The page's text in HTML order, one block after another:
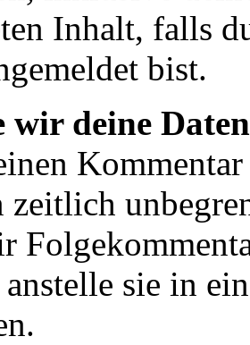
Inhalt, falls
bist.
wir deine
zeitlich
sie in